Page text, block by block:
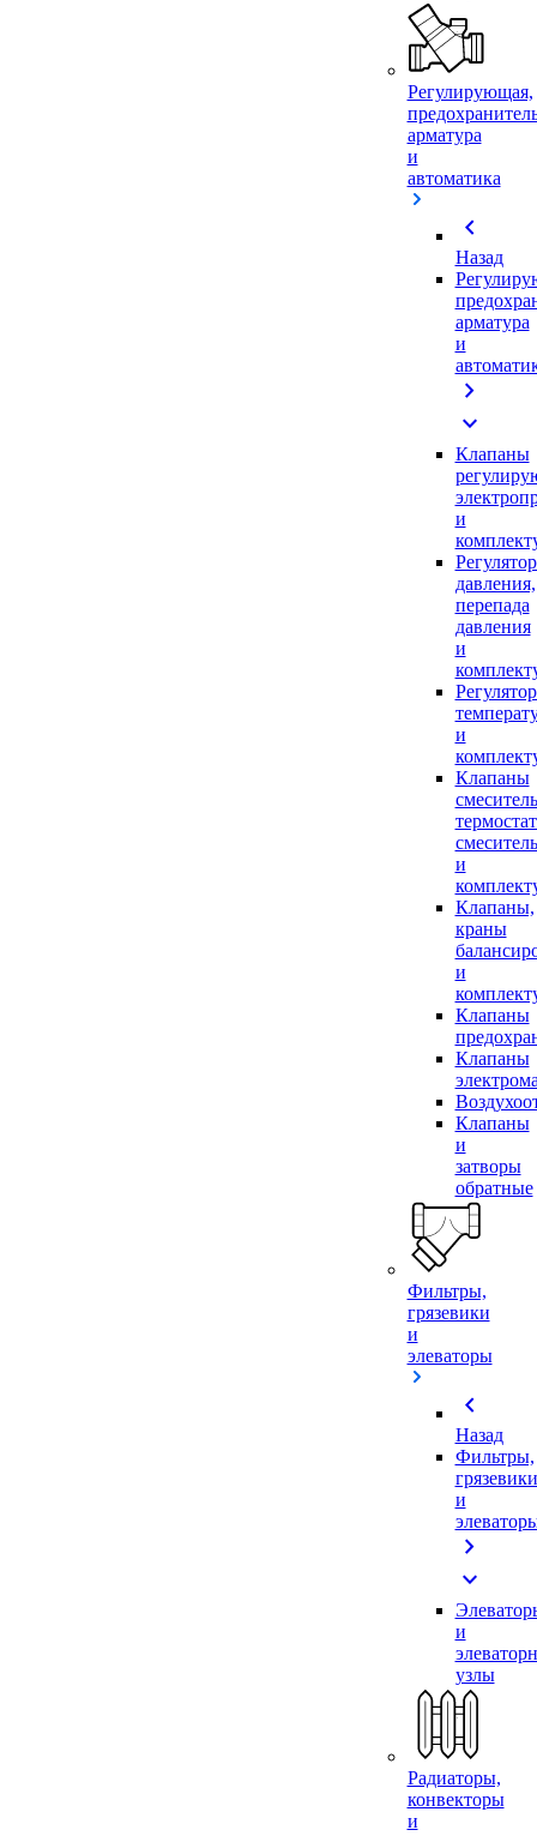
Регулирующая,
арматура
и
автоматика
chevron_left
Назад
арматура
и
chevron_right
expand_more
Клапаны
и
давления,
перепада
давления
и
и
Клапаны
и
Клапаны,
краны
и
Клапаны
Клапаны
Клапаны
и
затворы
обратные
Фильтры,
грязевики
и
элеваторы
chevron_left
Назад
Фильтры,
грязевики
и
chevron_right
expand_more
и
узлы
Радиаторы,
конвекторы
и